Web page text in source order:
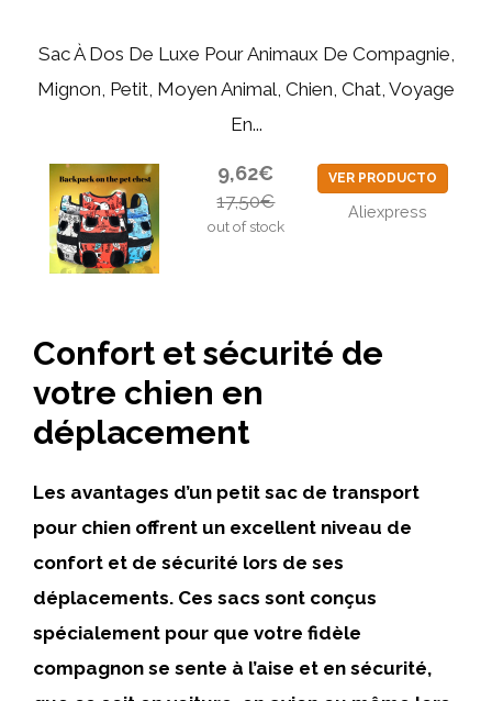
Sac À Dos De Luxe Pour Animaux De Compagnie,
Mignon, Petit, Moyen Animal, Chien, Chat, Voyage
En...
9,62€
17,50€
out of stock
VER PRODUCTO
Aliexpress
Confort et sécurité de
votre chien en
déplacement
Les avantages d’un petit sac de transport
pour chien offrent un excellent niveau de
confort et de sécurité lors de ses
déplacements. Ces sacs sont conçus
spécialement pour que votre fidèle
compagnon se sente à l’aise et en sécurité,